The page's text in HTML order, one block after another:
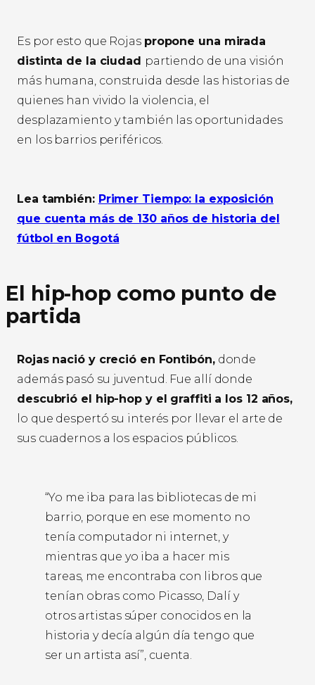
Es por esto que Rojas propone una mirada
distinta de la ciudad partiendo de una visión
más humana, construida desde las historias de
quienes han vivido la violencia, el
desplazamiento y también las oportunidades
en los barrios periféricos.
Lea también: Primer Tiempo: la exposición
que cuenta más de 130 años de historia del
fútbol en Bogotá
El hip-hop como punto de
partida
Rojas nació y creció en Fontibón,donde
además pasó su juventud. Fue allí donde
descubrió el hip-hop y el graffiti a los 12 años,
lo que despertó su interés por llevar el arte de
sus cuadernos a los espacios públicos.
“Yo me iba para las bibliotecas de mi
barrio, porque en ese momento no
tenía computador ni internet, y
mientras que yo iba a hacer mis
tareas, me encontraba con libros que
tenían obras como Picasso, Dalí y
otros artistas súper conocidos en la
historia y decía algún día tengo que
ser un artista así”, cuenta.